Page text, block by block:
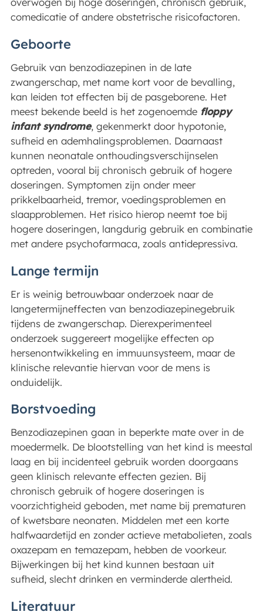
comedicatie of andere obstetrische risicofactoren.
Geboorte
Gebruik van benzodiazepinen in de late
zwangerschap, met name kort voor de bevalling,
kan leiden tot effecten bij de pasgeborene. Het
meest bekende beeld is het zogenoemdefloppy
infant syndrome, gekenmerkt door hypotonie,
sufheid en ademhalingsproblemen. Daarnaast
kunnen neonatale onthoudingsverschijnselen
optreden, vooral bij chronisch gebruik of hogere
doseringen. Symptomen zijn onder meer
prikkelbaarheid, tremor, voedingsproblemen en
slaapproblemen. Het risico hierop neemt toe bij
hogere doseringen, langdurig gebruik en combinatie
met andere psychofarmaca, zoals antidepressiva.
Lange termijn
Er is weinig betrouwbaar onderzoek naar de
langetermijneffecten van benzodiazepinegebruik
tijdens de zwangerschap. Dierexperimenteel
onderzoek suggereert mogelijke effecten op
hersenontwikkeling en immuunsysteem, maar de
klinische relevantie hiervan voor de mens is
onduidelijk.
Borstvoeding
Benzodiazepinen gaan in beperkte mate over in de
moedermelk. De blootstelling van het kind is meestal
laag en bij incidenteel gebruik worden doorgaans
geen klinisch relevante effecten gezien. Bij
chronisch gebruik of hogere doseringen is
voorzichtigheid geboden, met name bij prematuren
of kwetsbare neonaten. Middelen met een korte
halfwaardetijd en zonder actieve metabolieten, zoals
oxazepam en temazepam, hebben de voorkeur.
Bijwerkingen bij het kind kunnen bestaan uit
sufheid, slecht drinken en verminderde alertheid.
Literatuur